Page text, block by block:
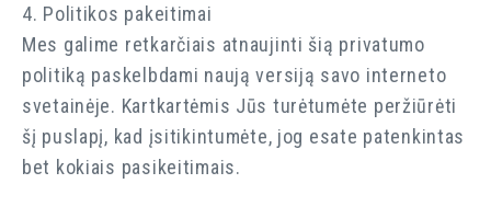
4. Politikos pakeitimai
Mes galime retkarčiais atnaujinti šią privatumo
politiką paskelbdami naują versiją savo interneto
svetainėje. Kartkartėmis Jūs turėtumėte peržiūrėti
šį puslapį, kad įsitikintumėte, jog esate patenkintas
bet kokiais pasikeitimais.